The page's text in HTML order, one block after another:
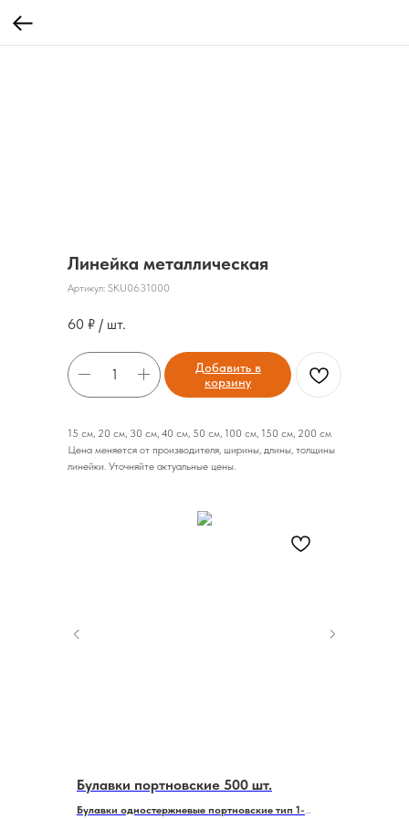
Линейка металлическая
Артикул: SKU0631000
60 ₽ / шт.
Добавить в
корзину
15 см, 20 см, 30 см, 40 см, 50 см, 100 см, 150 см, 200 см
Цена меняется от производителя, ширины, длины, толщины
линейки. Уточняйте актуальные цены.
Булавки портновские 500 шт.
Булавки одностержневые портновские тип 1-